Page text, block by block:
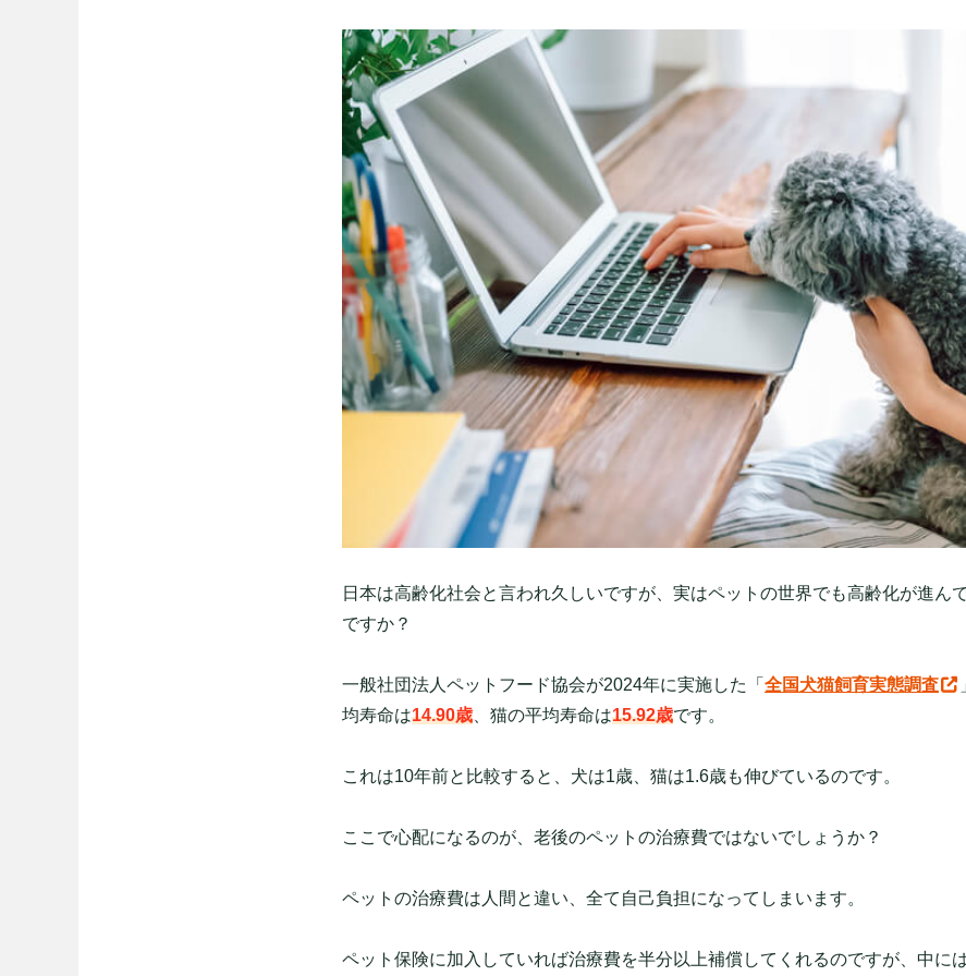
日本は高齢化社会と言われ久しいですが、実はペットの世界でも高齢化が進ん
ですか？
一般社団法人ペットフード協会が2024年に実施した「 全国犬猫飼育実態調査
均寿命は14.90歳 、猫の平均寿命は15.92歳です。
これは10年前と比較すると、犬は1歳、猫は1.6歳も伸びているのです。
ここで心配になるのが、老後のペットの治療費ではないでしょうか？
ペットの治療費は人間と違い、全て自己負担になってしまいます。
ペット保険に加入していれば治療費を半分以上補償してくれるのですが、中に